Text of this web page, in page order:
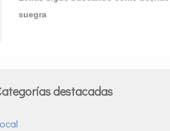
suegra
destacadas